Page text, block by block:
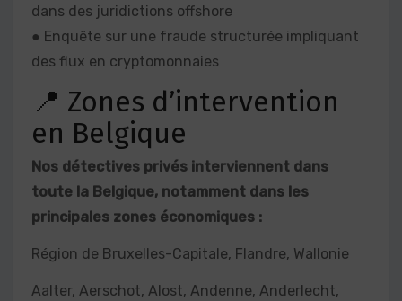
dans des juridictions offshore
● Enquête sur une fraude structurée impliquant
des flux en cryptomonnaies
📍 Zones d’intervention
en Belgique
Nos détectives privés interviennent dans
toute la Belgique, notamment dans les
principales zones économiques :
Région de Bruxelles-Capitale, Flandre, Wallonie
Aalter, Aerschot, Alost, Andenne, Anderlecht,